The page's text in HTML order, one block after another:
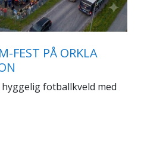
FEST PÅ ORKLA
fotballkveld med